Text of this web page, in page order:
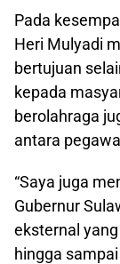
Pada
Heri Mulyadi
bertujuan
kepada
berolahraga
antara
“Saya juga
Gubernur
eksternal
hingga